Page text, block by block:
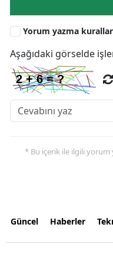
Yorum yazma
Aşağıdaki görselde
* Bu içerik ile ilgili yorum
Güncel Haberler